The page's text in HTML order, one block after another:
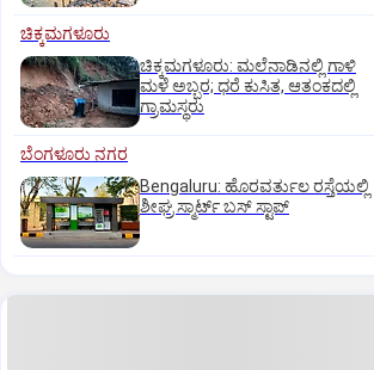
ಚಿಕ್ಕಮಗಳೂರು
ಚಿಕ್ಕಮಗಳೂರು: ಮಲೆನಾಡಿನಲ್ಲಿ ಗಾಳಿ
ಮಳೆ ಅಬ್ಬರ; ಧರೆ ಕುಸಿತ, ಆತಂಕದಲ್ಲಿ
ಗ್ರಾಮಸ್ಥರು
ಬೆಂಗಳೂರು ನಗರ
Bengaluru: ಹೊರವರ್ತುಲ ರಸ್ತೆಯಲ್ಲಿ
ಶೀಘ್ರ ಸ್ಮಾರ್ಟ್‌ ಬಸ್‌ ಸ್ಟಾಪ್‌